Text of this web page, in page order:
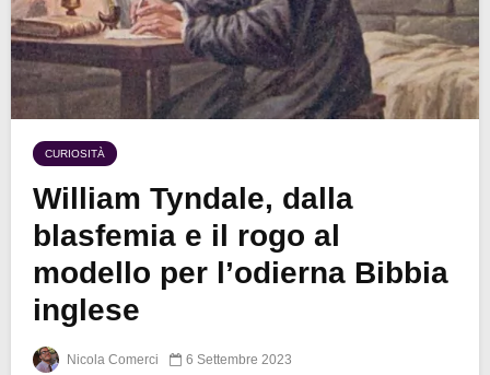
CURIOSITÀ
William Tyndale, dalla
blasfemia e il rogo al
modello per l’odierna Bibbia
inglese
Nicola Comerci 6 Settembre 2023